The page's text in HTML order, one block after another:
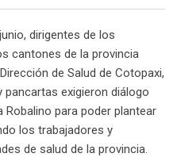
dirigentes de los
cantones de la provincia
de Salud de Cotopaxi,
exigieron diálogo
para poder plantear
los trabajadores y
de salud de la provincia.